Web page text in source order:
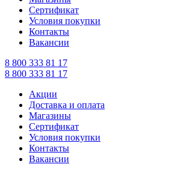
Сертификат
Условия покупки
Контакты
Вакансии
8 800 333 81 17
8 800 333 81 17
Акции
Доставка и оплата
Магазины
Сертификат
Условия покупки
Контакты
Вакансии